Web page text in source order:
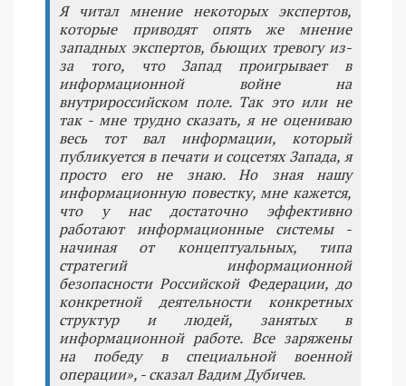
Я читал мнение некоторых экспертов,
которые приводят опять же мнение
западных экспертов, бьющих тревогу из-
за того, что Запад проигрывает в
информационной войне на
внутрироссийском поле. Так это или не
так - мне трудно сказать, я не оцениваю
весь тот вал информации, который
публикуется в печати и соцсетях Запада, я
просто его не знаю. Но зная нашу
информационную повестку, мне кажется,
что у нас достаточно эффективно
работают информационные системы -
начиная от концептуальных, типа
стратегий информационной
безопасности Российской Федерации, до
конкретной деятельности конкретных
структур и людей, занятых в
информационной работе. Все заряжены
на победу в специальной военной
операции», - сказал Вадим Дубичев.